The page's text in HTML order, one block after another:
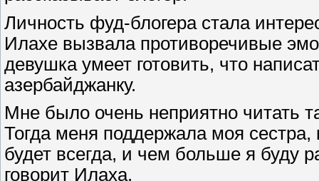
Личность фуд-блогера стала
Илахе вызвала противоречивые
девушка умеет готовить, что
азербайджанку.
Мне было очень неприятно читать
Тогда меня поддержала моя сестра,
будет всегда, и чем больше я буду
говорит Илаха.